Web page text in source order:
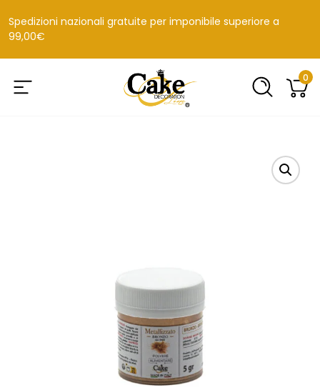
Spedizioni nazionali gratuite per imponibile superiore a
99,00€
0